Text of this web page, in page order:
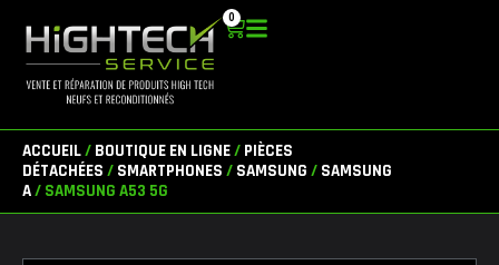
contenu
0
Panier
ACCUEIL/ BOUTIQUE EN LIGNE/ PIÈCES
DÉTACHÉES / SMARTPHONES / SAMSUNG / SAMSUNG
A/ SAMSUNG A53 5G